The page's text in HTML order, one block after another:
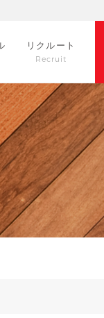
リクルート
Recruit